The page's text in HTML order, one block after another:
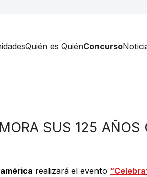
Quién es QuiénConcurso
SUS 125 AÑOS
realizará el evento